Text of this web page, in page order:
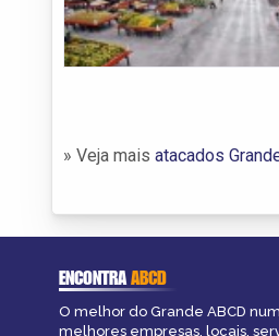
» Veja mais atacados
ENCONTRAABCD
O melhor do Grande ABCD
melhores empresas, locais,